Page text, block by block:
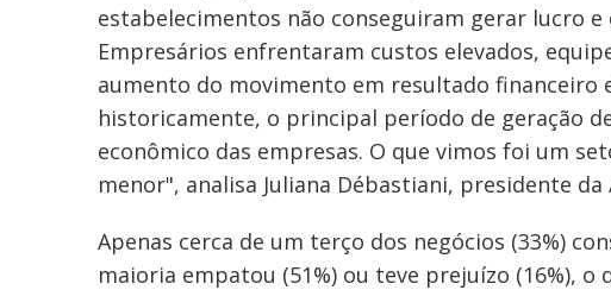
estabelecimentos não conseguiram gerar lucro
Empresários enfrentaram custos elevados,
aumento do movimento em resultado financeiro
historicamente, o principal período de geração
econômico das empresas. O que vimos foi um
menor", analisa Juliana Débastiani, presidente da
Apenas cerca de um terço dos negócios (33%)
maioria empatou (51%) ou teve prejuízo (16%),